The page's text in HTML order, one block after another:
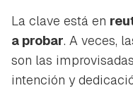
La clave está en
a probar. A veces,
son las
intención y